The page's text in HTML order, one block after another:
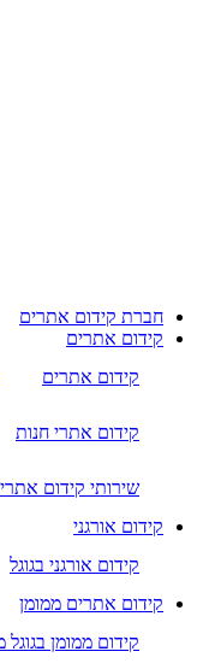
חברת קידום אתרים
קידום אתרים
קידום אתרים
קידום אתרי חנות
שירותי קידום
קידום אורגני
קידום אורגני בגוגל
קידום אתרים ממומן
קידום ממומן בגוגל